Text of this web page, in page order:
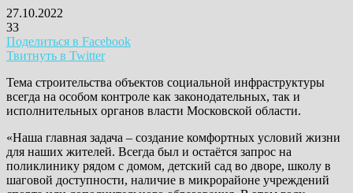
27.10.2022
33
Поделиться в Facebook
Твитнуть в Twitter
Тема строительства объектов социальной инфраструктуры
всегда на особом контроле как законодательных, так и
исполнительных органов власти Московской области.
«Наша главная задача – создание комфортных условий жизни
для наших жителей. Всегда был и остаётся запрос на
поликлинику рядом с домом, детский сад во дворе, школу в
шаговой доступности, наличие в микрорайоне учреждений